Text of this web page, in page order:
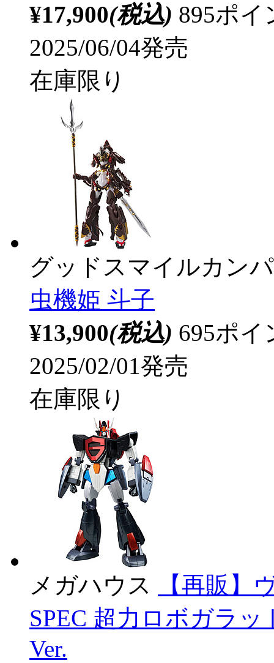
¥17,900(税込) 895ポ
2025/06/04発売
在庫限り
グッドスマイルカン
虫機姫 斗子
¥13,900(税込) 695ポ
2025/02/01発売
在庫限り
メガハウス
【再販】
SPEC 超力ロボガラ
Ver.